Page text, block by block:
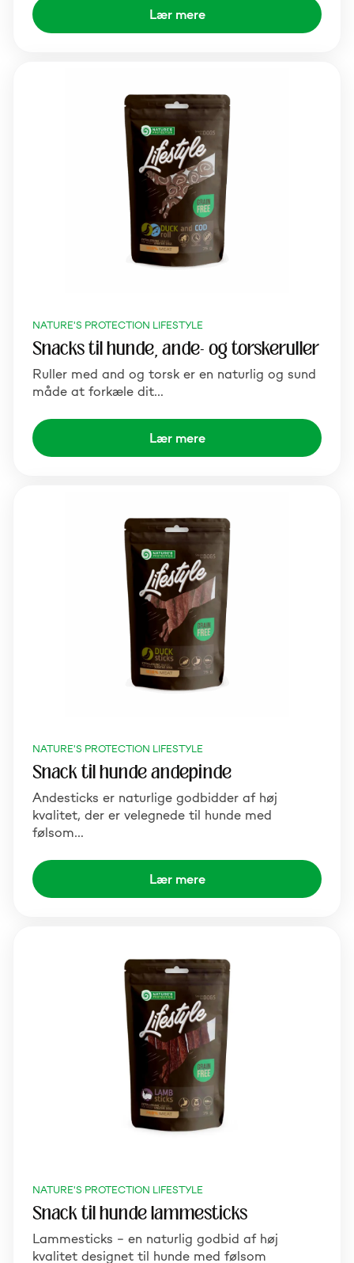
Lær mere
NATURE'S PROTECTION LIFESTYLE
Snacks til hunde, ande- og torskeruller
Ruller med and og torsk er en naturlig og sund
måde at forkæle dit…
Lær mere
NATURE'S PROTECTION LIFESTYLE
Snack til hunde andepinde
Andesticks er naturlige godbidder af høj
kvalitet, der er velegnede til hunde med
følsom…
Lær mere
NATURE'S PROTECTION LIFESTYLE
Snack til hunde lammesticks
Lammesticks – en naturlig godbid af høj
kvalitet designet til hunde med følsom